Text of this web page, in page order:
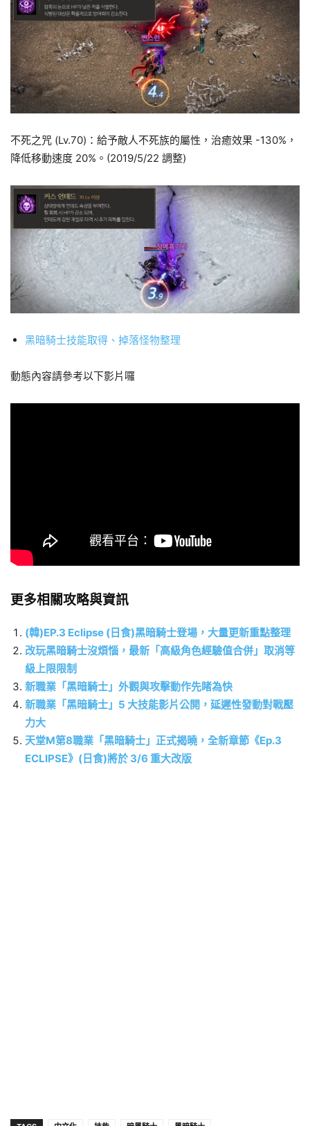
不死之咒 (Lv.70)：給予敵人不死族的屬性，治癒效果 -130%，
降低移動速度 20%。(2019/5/22 調整)
黑暗騎士技能取得、掉落怪物整理
動態內容請參考以下影片囉
更多相關攻略與資訊
(韓)EP.3 Eclipse (日食)黑暗騎士登場，大量更新重點整理
改玩黑暗騎士沒煩惱，最新「高級角色經驗值合併」取消等
級上限限制
新職業「黑暗騎士」外觀與攻擊動作先睹為快
新職業「黑暗騎士」5 大技能影片公開，延遲性發動對戰壓
力大
天堂M第8職業「黑暗騎士」正式揭曉，全新章節《Ep.3
ECLIPSE》(日食)將於 3/6 重大改版